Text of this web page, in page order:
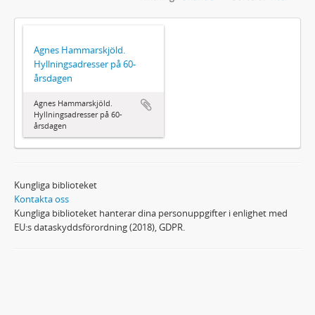
Agnes Hammarskjöld.
Hyllningsadresser på 60-
årsdagen
Agnes Hammarskjöld.
Hyllningsadresser på 60-
årsdagen
Kungliga biblioteket
Kontakta oss
Kungliga biblioteket hanterar dina personuppgifter i enlighet med
EU:s dataskyddsförordning (2018), GDPR.